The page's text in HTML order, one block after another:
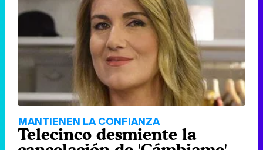
MANTIENEN LA CONFIANZA
Telecinco desmiente la